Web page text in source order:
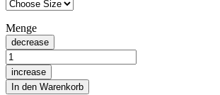
Menge
decrease
increase
In den Warenkorb